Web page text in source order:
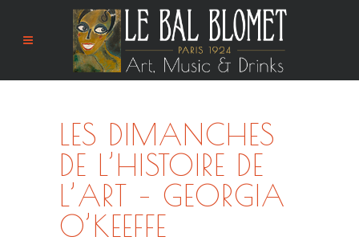
LES DIMANCHES
DE L’HISTOIRE DE
L’ART – GEORGIA
O’KEEFFE